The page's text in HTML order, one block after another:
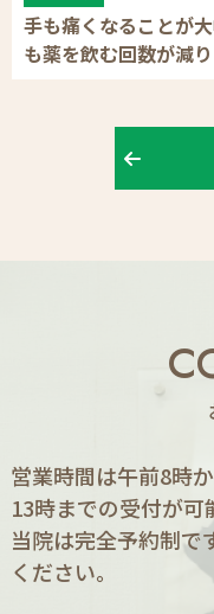
手も痛くなることが
も薬を飲む回数が減
営業時間は午前8時
13時までの受付が可
当院は完全予約制で
ください。